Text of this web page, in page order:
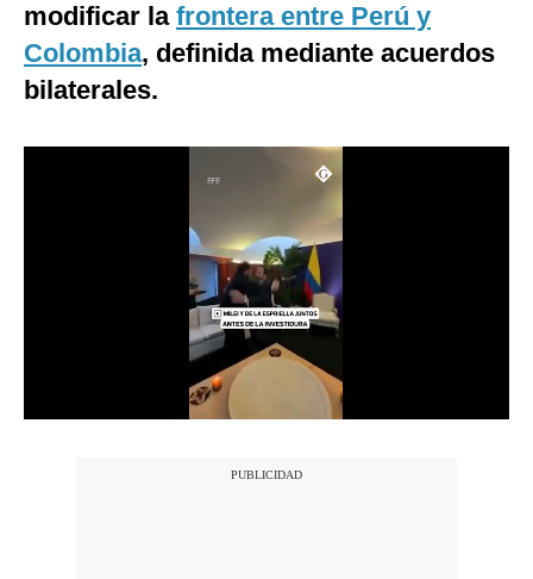
G de Gestión
Notas Contratadas
Somos?
modificar la frontera entre Perú y
Colombia, definida mediante acuerdos
bilaterales.